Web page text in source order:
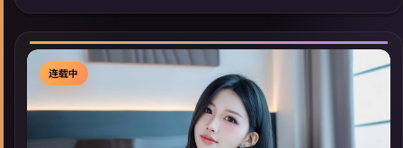
剧在线看」延展检索同类型高分佳作，畅享高清在线追剧体验。
连载中